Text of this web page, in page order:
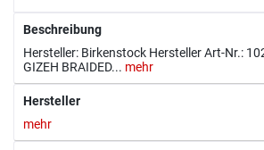
Beschreibung
Hersteller: Birkenstock Hersteller Art-Nr.:
GIZEH BRAIDED... mehr
Hersteller
mehr